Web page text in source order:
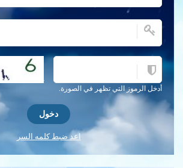
أدخل الرموز التي تظهر في الصورة.
احصل على
اعد ضبط كلمه السر